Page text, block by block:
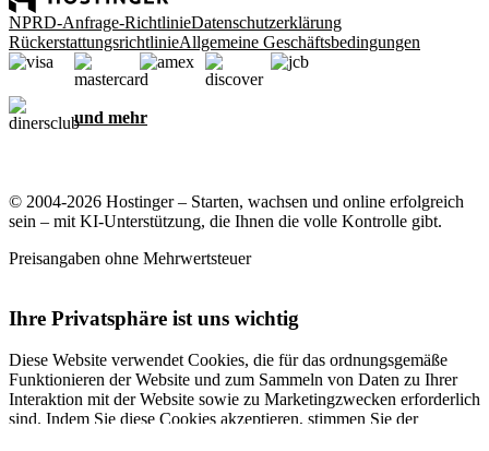
NPRD-Anfrage-RichtlinieDatenschutzerklärung
RückerstattungsrichtlinieAllgemeine Geschäftsbedingungen
und mehr
© 2004-2026 Hostinger – Starten, wachsen und online erfolgreich
sein – mit KI-Unterstützung, die Ihnen die volle Kontrolle gibt.
Preisangaben ohne Mehrwertsteuer
Ihre Privatsphäre ist uns wichtig
Diese Website verwendet Cookies, die für das ordnungsgemäße
Funktionieren der Website und zum Sammeln von Daten zu Ihrer
Interaktion mit der Website sowie zu Marketingzwecken erforderlich
sind. Indem Sie diese Cookies akzeptieren, stimmen Sie der